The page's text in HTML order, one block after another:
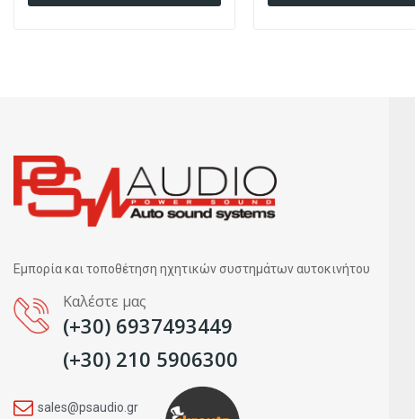
Εμπορία και τοποθέτηση ηχητικών συστημάτων αυτοκινήτου
Καλέστε μας
(+30) 6937493449
(+30) 210 5906300
sales@psaudio.gr